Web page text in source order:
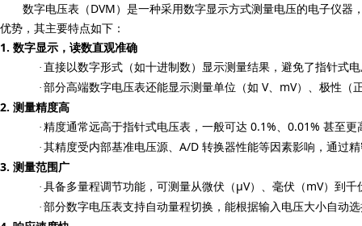
数字电压表（ DVM ）是一种采用数字显示方式测量电压的电子仪器
优势，其主要特点如下：
1. 数字显示，读数直观准确
· 直接以数字形式（如十进制数）显示测量结果，避免了指针式
· 部分高端数字电压表还能显示测量单位（如 V、 mV）、极性（
2. 测量精度高
· 精度通常远高于指针式电压表，一般可达 0.1%、 0.01% 甚至更
· 其精度受内部基准电压源、 A/D 转换器性能等因素影响，通过
3. 测量范围广
· 具备多量程调节功能，可测量从微伏（ μV）、毫伏（ mV）到千
· 部分数字电压表支持自动量程切换，能根据输入电压大小自动